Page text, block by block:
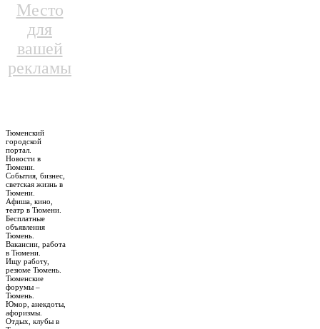
Место
для
вашей
рекламы
Тюменский
городской
портал.
Новости в
Тюмени.
События, бизнес,
светская жизнь в
Тюмени.
Афиша, кино,
театр в Тюмени.
Бесплатные
объявления
Тюмень.
Вакансии, работа
в Тюмени.
Ищу работу,
резюме Тюмень.
Тюменские
форумы –
Тюмень.
Юмор, анекдоты,
афоризмы.
Отдых, клубы в